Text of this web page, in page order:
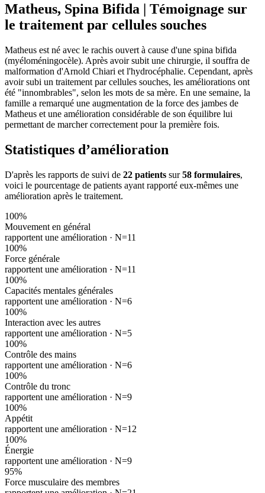
Matheus, Spina Bifida | Témoignage sur
le traitement par cellules souches
Matheus est né avec le rachis ouvert à cause d'une spina bifida
(myéloméningocèle). Après avoir subit une chirurgie, il souffra de
malformation d'Arnold Chiari et l'hydrocéphalie. Cependant, après
avoir subi un traitement par cellules souches, les améliorations ont
été "innombrables", selon les mots de sa mère. En une semaine, la
famille a remarqué une augmentation de la force des jambes de
Matheus et une amélioration considérable de son équilibre lui
permettant de marcher correctement pour la première fois.
Statistiques d’amélioration
D'après les rapports de suivi de 22 patients sur58 formulaires,
voici le pourcentage de patients ayant rapporté eux-mêmes une
amélioration après le traitement.
100%
Mouvement en général
rapportent une amélioration · N=11
100%
Force générale
rapportent une amélioration · N=11
100%
Capacités mentales générales
rapportent une amélioration · N=6
100%
Interaction avec les autres
rapportent une amélioration · N=5
100%
Contrôle des mains
rapportent une amélioration · N=6
100%
Contrôle du tronc
rapportent une amélioration · N=9
100%
Appétit
rapportent une amélioration · N=12
100%
Énergie
rapportent une amélioration · N=9
95%
Force musculaire des membres